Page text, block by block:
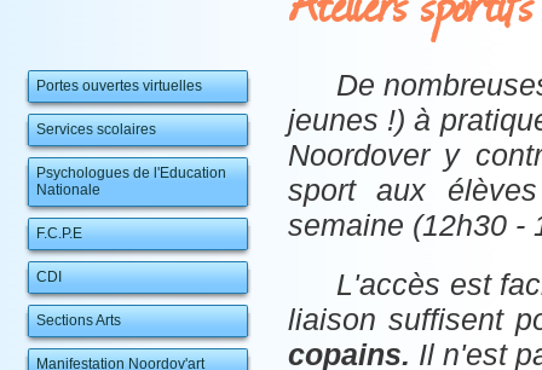
Portes ouvertes virtuelles
Services scolaires
Psychologues de l'Education
Nationale
F.C.P.E
CDI
Sections Arts
Manifestation Noordov'art
De
jeunes !) à
Noordover y
sport aux
semaine (12h30 -
L'accès est
liaison suffisent
copains. Il n'est